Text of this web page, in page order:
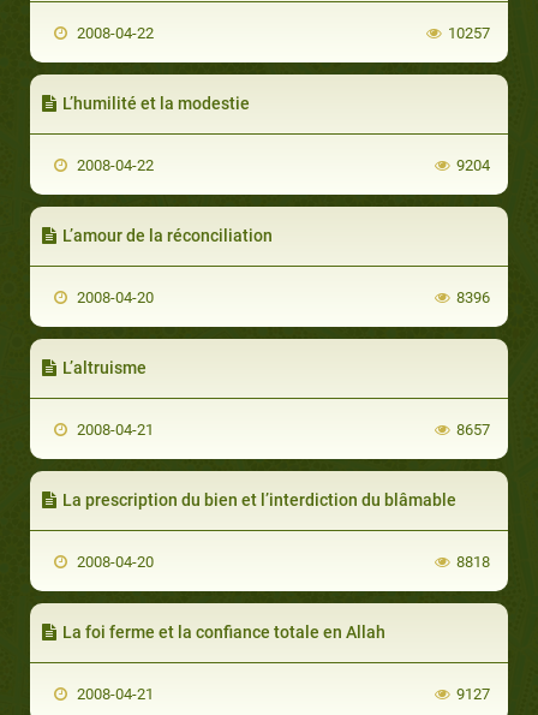
2008-04-22 10257
L’humilité et la modestie
2008-04-22 9204
L’amour de la réconciliation
2008-04-20 8396
L’altruisme
2008-04-21 8657
La prescription du bien et l’interdiction du blâmable
2008-04-20 8818
La foi ferme et la confiance totale en Allah
2008-04-21 9127